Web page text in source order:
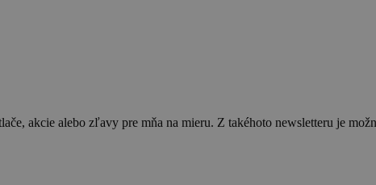
akcie alebo zľavy pre mňa na mieru. Z takéhoto newsletteru je